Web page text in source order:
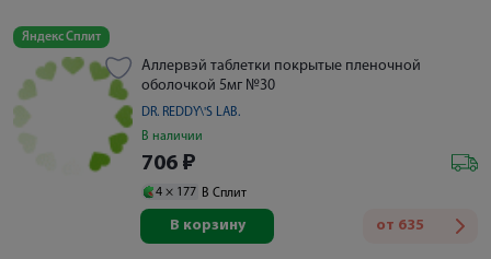
Яндекс Сплит
Аллервэй таблетки покрытые пленочной
оболочкой 5мг №30
DR. REDDY\'S LAB.
В наличии
706 ₽
4 × 177 В Сплит
от 635
В корзину